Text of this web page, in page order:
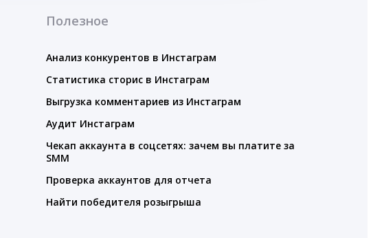
Полезное
Анализ конкурентов в Инстаграм
Статистика сторис в Инстаграм
Выгрузка комментариев из Инстаграм
Аудит Инстаграм
Чекап аккаунта в соцсетях: зачем вы платите за
SMM
Проверка аккаунтов для отчета
Найти победителя розыгрыша